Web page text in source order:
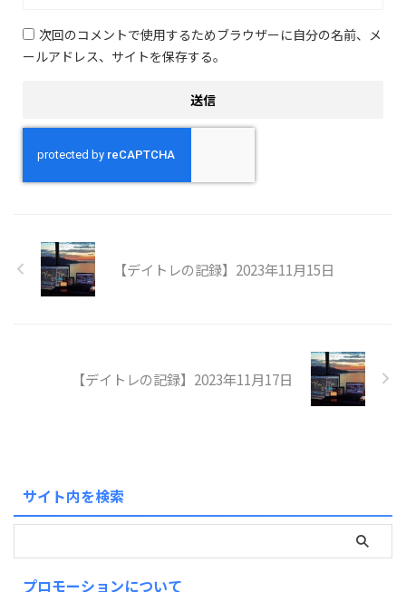
次回のコメントで使用するためブラウザーに自分の名前、メ
ールアドレス、サイトを保存する。
【デイトレの記録】2023年11月15日
【デイトレの記録】2023年11月17日
サイト内を検索
プロモーションについて